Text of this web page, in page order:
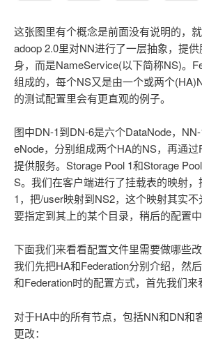
这张图里有个概念是前面没有说明的，
adoop 2.0里对NN进行了一层抽象，提
身，而是NameService(以下简称NS)。
组成的，每个NS又是由一个或两个
的测试配置里会有更直观的例子。
图中DN-1到DN-6是六个DataNode，
eNode，分别组成两个HA的NS，再通过
提供服务。Storage Pool 1和Storage
S。我们在客户端进行了挂载表的映射
1，把/user映射到NS2，这个映射其实
要指定到其上的某个目录，稍后的配置中
下面我们来看看配置文件里需要做哪些改
我们先把HA和Federation分别介绍，然
和Federation时的配置方式，首先我们来
对于HA中的所有节点，包括NN和DN和
更改：